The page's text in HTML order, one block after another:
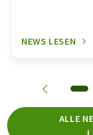
NEWS LESEN
ALLE